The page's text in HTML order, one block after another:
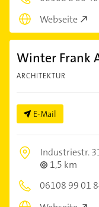
Webseite
Winter Frank
ARCHITEKTUR
E-Mail
Industriestr.
1,5 km
06108 99 01